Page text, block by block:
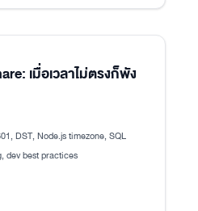
เมื่อเวลาไม่ตรงก็พัง
DST, Node.js timezone, SQL
dev best practices